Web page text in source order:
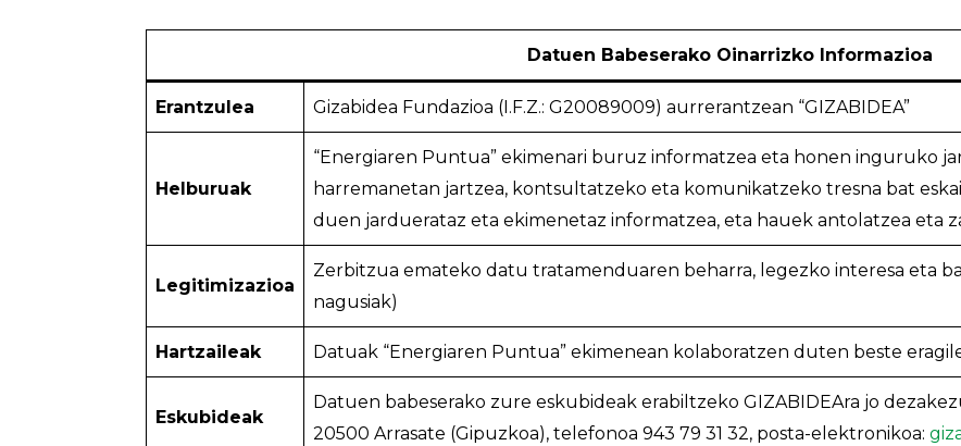
Datuen Babeserako Oinarrizko Informazioa
Erantzulea Gizabidea Fundazioa (I.F.Z.: G20089009) aurrerantzean “GIZABIDEA”
Helburuak
“Energiaren Puntua” ekimenari buruz informatzea eta honen inguruko
harremanetan jartzea, kontsultatzeko eta komunikatzeko tresna bat
duen jarduerataz eta ekimenetaz informatzea, eta hauek antolatzea eta
Legitimizazioa
Zerbitzua emateko datu tratamenduaren beharra, legezko interesa eta
nagusiak)
Hartzaileak Datuak “Energiaren Puntua” ekimenean kolaboratzen duten beste
Eskubideak
Datuen babeserako zure eskubideak erabiltzeko GIZABIDEAra jo
20500 Arrasate (Gipuzkoa), telefonoa 943 79 31 32, posta-elektronikoa: